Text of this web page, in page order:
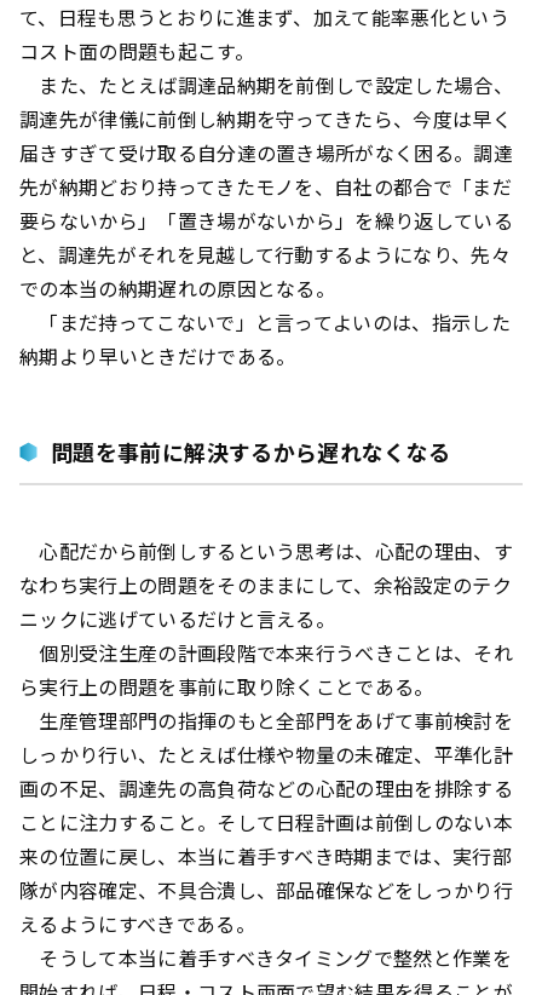
て、日程も思うとおりに進まず、加えて能率悪化という
コスト面の問題も起こす。
また、たとえば調達品納期を前倒しで設定した場合、
調達先が律儀に前倒し納期を守ってきたら、今度は早く
届きすぎて受け取る自分達の置き場所がなく困る。調達
先が納期どおり持ってきたモノを、自社の都合で「まだ
要らないから」「置き場がないから」を繰り返している
と、調達先がそれを見越して行動するようになり、先々
での本当の納期遅れの原因となる。
「まだ持ってこないで」と言ってよいのは、指示した
納期より早いときだけである。
問題を事前に解決するから遅れなくなる
心配だから前倒しするという思考は、心配の理由、す
なわち実行上の問題をそのままにして、余裕設定のテク
ニックに逃げているだけと言える。
個別受注生産の計画段階で本来行うべきことは、それ
ら実行上の問題を事前に取り除くことである。
生産管理部門の指揮のもと全部門をあげて事前検討を
しっかり行い、たとえば仕様や物量の未確定、平準化計
画の不足、調達先の高負荷などの心配の理由を排除する
ことに注力すること。そして日程計画は前倒しのない本
来の位置に戻し、本当に着手すべき時期までは、実行部
隊が内容確定、不具合潰し、部品確保などをしっかり行
えるようにすべきである。
そうして本当に着手すべきタイミングで整然と作業を